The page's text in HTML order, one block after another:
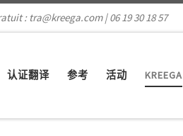
: tra@kreega.com | 06 19 30 18 57
认证翻译 参考 活动 KREEGA